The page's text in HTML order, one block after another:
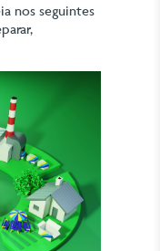
nos seguintes